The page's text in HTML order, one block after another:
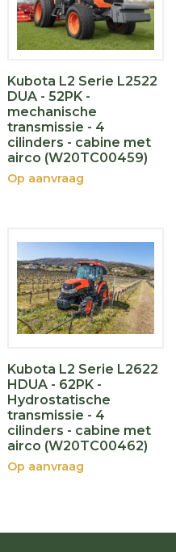
Kubota L2 Serie L2522
DUA - 52PK -
mechanische
transmissie - 4
cilinders - cabine met
airco (W20TC00459)
Op aanvraag
Kubota L2 Serie L2622
HDUA - 62PK -
Hydrostatische
transmissie - 4
cilinders - cabine met
airco (W20TC00462)
Op aanvraag